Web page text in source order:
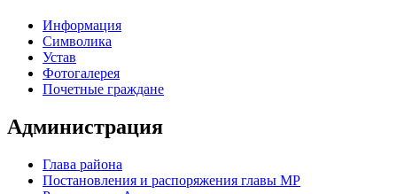
Информация
Символика
Устав
Фотогалерея
Почетные граждане
Администрация
Глава района
Постановления и распоряжения главы МР